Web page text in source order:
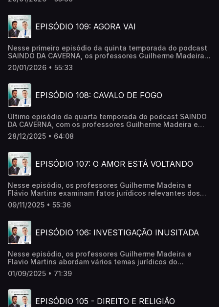
ano de 2026 e tratam de outras questões .
EPISÓDIO 109: AGORA VAI
Nesse primeiro episódio da quinta temporada do podcast
SAINDO DA CAVERNA, os professores Guilherme Madeira e
Flávio Martins comentam fatos jurídicos relevantes do
ano de 2026 e tratam de outras questões .
20/01/2026 • 55:33
EPISÓDIO 108: CAVALO DE FOGO
Último episódio da quarta temporada do podcast SAINDO
DA CAVERNA, com os professores Guilherme Madeira e
Flávio Martins, que comentam os episódios jurídicos
recentes, bem como dão dicas culturais e, nesse episódio,
28/12/2025 • 64:08
EPISÓDIO 107: O AMOR ESTÁ VOLTANDO
Nesse episódio, os professores Guilherme Madeira e
Flávio Martins examinam fatos jurídicos relevantes dos
últimos dois meses.
09/11/2025 • 55:36
EPISÓDIO 106: INVESTIGAÇÃO INUSITADA
Nesse episódio, os professores Guilherme Madeira e
Flavio Martins abordam vários temas jurídicos do
momento, com leveza e descontração
01/09/2025 • 71:39
EPISÓDIO 105 - DIREITO E RELIGIÃO